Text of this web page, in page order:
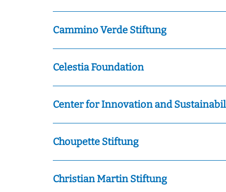
Cammino Verde Stiftung
Celestia Foundation
Center for Innovation and
Choupette Stiftung
Christian Martin Stiftung